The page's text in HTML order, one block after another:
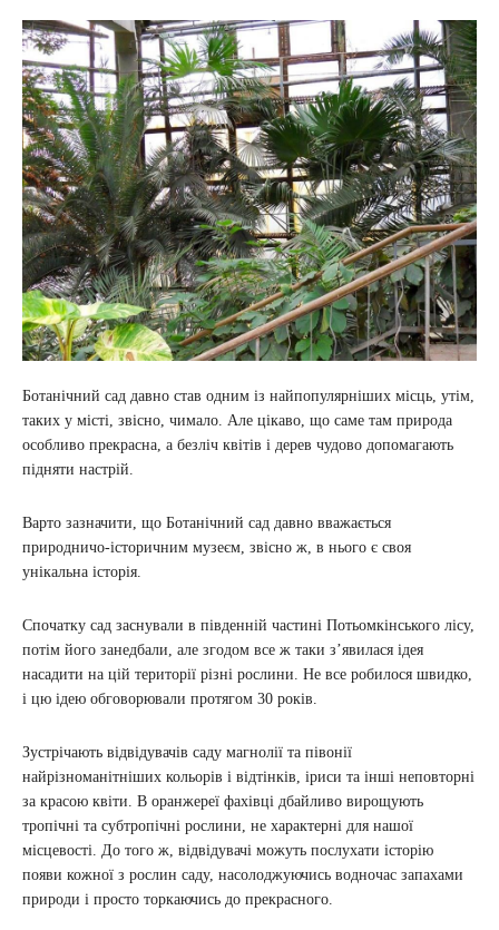
Ботанічний сад давно став одним із найпопулярніших місць, утім,
таких у місті, звісно, чимало. Але цікаво, що саме там природа
особливо прекрасна, а безліч квітів і дерев чудово допомагають
підняти настрій.
Варто зазначити, що Ботанічний сад давно вважається
природничо-історичним музеєм, звісно ж, в нього є своя
унікальна історія.
Спочатку сад заснували в південній частині Потьомкінського лісу,
потім його занедбали, але згодом все ж таки з’явилася ідея
насадити на цій території різні рослини. Не все робилося швидко,
і цю ідею обговорювали протягом 30 років.
Зустрічають відвідувачів саду магнолії та півонії
найрізноманітніших кольорів і відтінків, іриси та інші неповторні
за красою квіти. В оранжереї фахівці дбайливо вирощують
тропічні та субтропічні рослини, не характерні для нашої
місцевості. До того ж, відвідувачі можуть послухати історію
появи кожної з рослин саду, насолоджуючись водночас запахами
природи і просто торкаючись до прекрасного.